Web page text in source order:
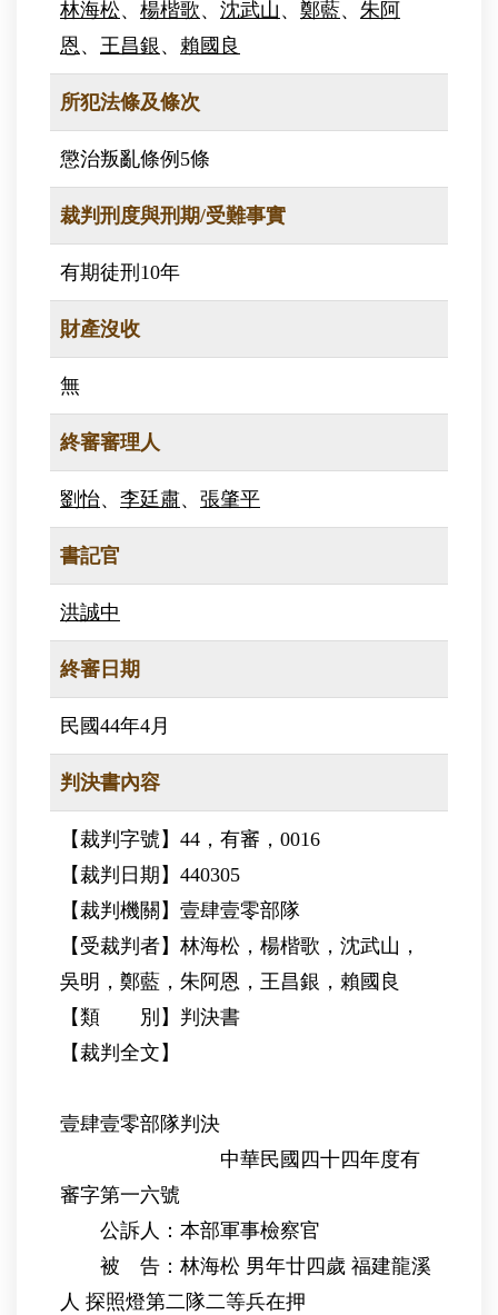
林海松、 楊楷歌、 沈武山 、 鄭藍、 朱阿
恩、 王昌銀 、 賴國良
所犯法條及條次
懲治叛亂條例5條
裁判刑度與刑期/受難事實
有期徒刑10年
財產沒收
無
終審審理人
劉怡、 李廷肅、 張肇平
書記官
洪誠中
終審日期
民國44年4月
判決書內容
【裁判字號】44，有審，0016
【裁判日期】440305
【裁判機關】壹肆壹零部隊
【受裁判者】林海松，楊楷歌，沈武山，
吳明，鄭藍，朱阿恩，王昌銀，賴國良
【類 別】判決書
【裁判全文】
壹肆壹零部隊判決
中華民國四十四年度有
審字第一六號
公訴人：本部軍事檢察官
被 告：林海松 男年廿四歲 福建龍溪
人 探照燈第二隊二等兵在押